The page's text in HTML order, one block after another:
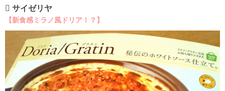
 サイゼリヤ
【新食感ミラノ風ドリア！？】